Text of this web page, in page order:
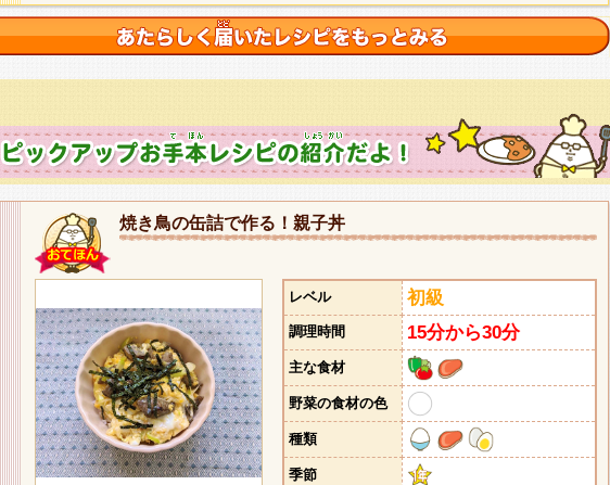
焼き鳥の缶詰で作る！親子丼
レベル 初級
調理時間 15分から30分
主な食材
野菜の食材の色
種類
季節